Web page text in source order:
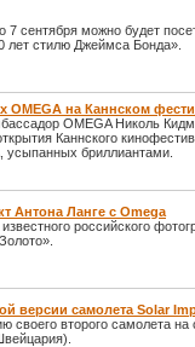
сентября можно будет
лет стилю Джеймса Бонда».
OMEGA на Каннском
OMEGA Николь
Каннского
усыпанных бриллиантами.
Антона Ланге с Omega
российского
версии самолета Solar
своего второго самолета на